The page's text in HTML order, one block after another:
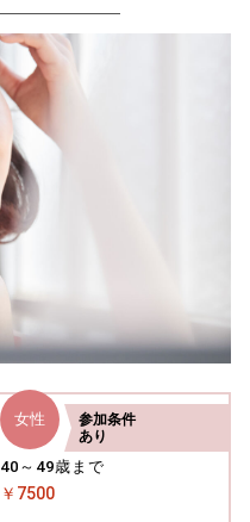
女性
40～49歳まで
￥7500
参加条件
あり